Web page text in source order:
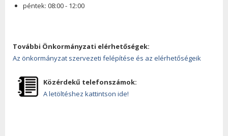
péntek: 08:00 - 12:00
További Önkormányzati elérhetőségek:
Az önkormányzat szervezeti felépítése és az elérhetőségeik
Közérdekű telefonszámok:
A letöltéshez kattintson ide!